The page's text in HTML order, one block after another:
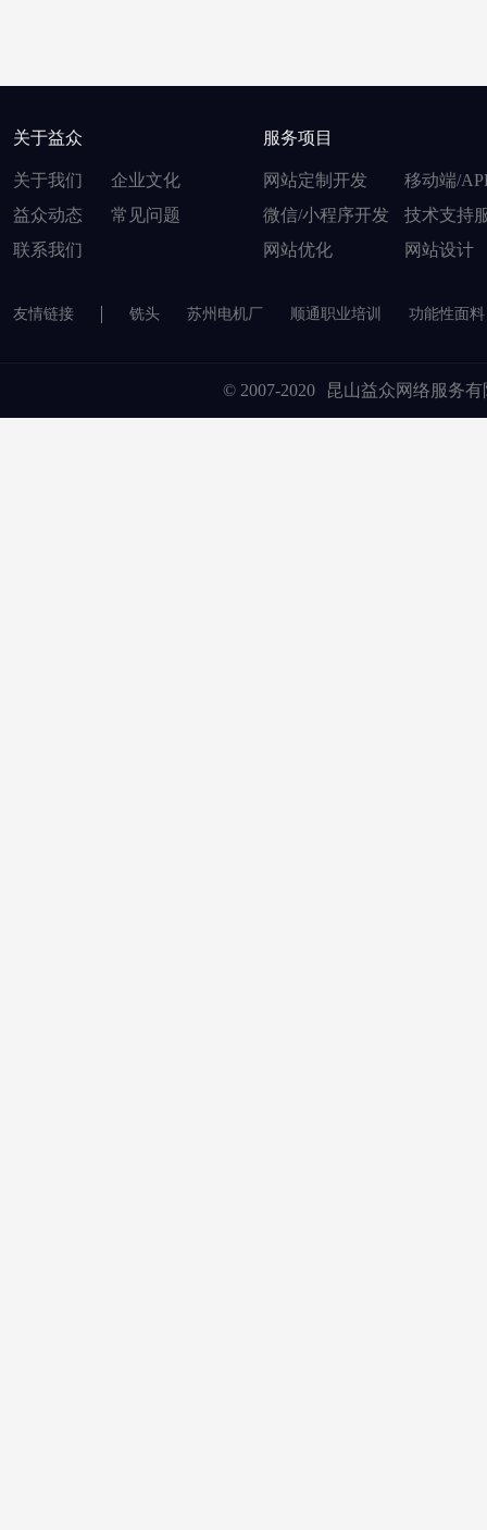
关于益众
关于我们
企业文化
益众动态
常见问题
联系我们
服务项目
网站定制开发
移动端/
微信/小程序开发
技术支持
网站优化
网站设计
友情链接 铣头 苏州电机厂 顺通职业培训 功能性面料
© 2007-2020 昆山益众网络服务有